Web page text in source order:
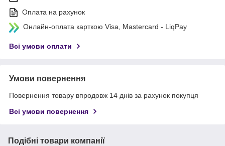
Оплата на рахунок
Онлайн-оплата карткою Visa, Mastercard - LiqPay
Всі умови оплати
Умови повернення
Повернення товару впродовж 14 днів за рахунок покупця
Всі умови повернення
Подібні товари компанії